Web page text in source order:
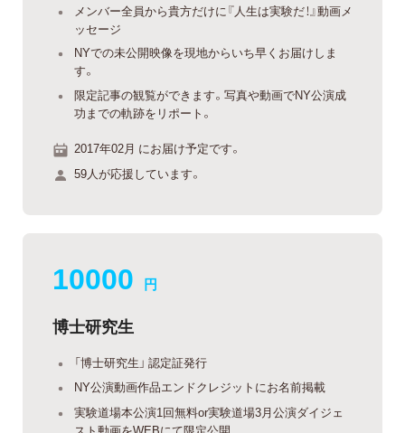
メンバー全員から貴方だけに『人生は実験だ！』動画メ
ッセージ
NYでの未公開映像を現地からいち早くお届けしま
す。
限定記事の観覧ができます。写真や動画でNY公演成
功までの軌跡をリポート。
2017年02月 にお届け予定です。
59人が応援しています。
10000 円
博士研究生
「博士研究生」 認定証発行
NY公演動画作品エンドクレジットにお名前掲載
実験道場本公演1回無料or実験道場3月公演ダイジェ
スト動画をWEBにて限定公開